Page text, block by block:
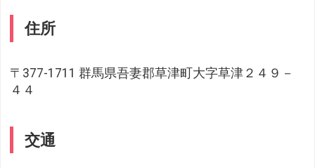
住所
〒377-1711 群馬県吾妻郡草津町大字草津２４９－
４４
交通